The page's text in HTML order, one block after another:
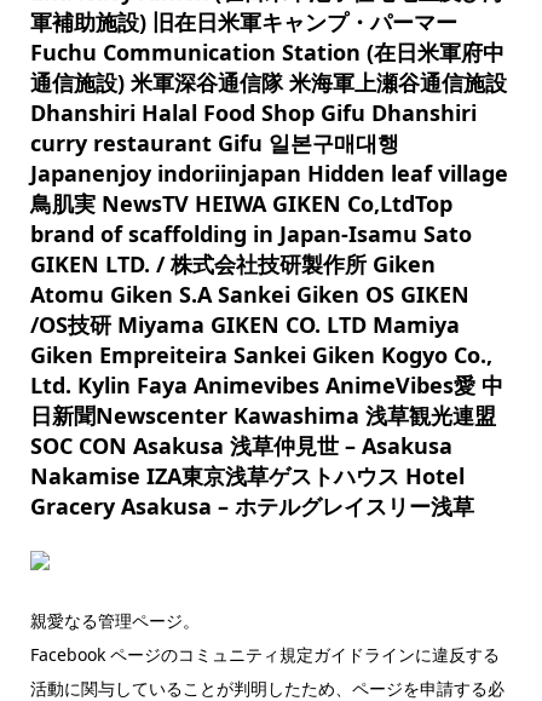
軍補助施設) 旧在日米軍キャンプ・パーマー
Fuchu Communication Station (在日米軍府中
通信施設) 米軍深谷通信隊 米海軍上瀬谷通信施設
Dhanshiri Halal Food Shop Gifu Dhanshiri
curry restaurant Gifu 일본구매대행
Japanenjoy indoriinjapan Hidden leaf village
鳥肌実 NewsTV HEIWA GIKEN Co,LtdTop
brand of scaffolding in Japan-Isamu Sato
GIKEN LTD. / 株式会社技研製作所 Giken
Atomu Giken S.A Sankei Giken OS GIKEN
/OS技研 Miyama GIKEN CO. LTD Mamiya
Giken Empreiteira Sankei Giken Kogyo Co.,
Ltd. Kylin Faya Animevibes AnimeVibes愛 中
日新聞Newscenter Kawashima 浅草観光連盟
SOC CON Asakusa 浅草仲見世 – Asakusa
Nakamise IZA東京浅草ゲストハウス Hotel
Gracery Asakusa – ホテルグレイスリー浅草
親愛なる管理ページ。
Facebook ページのコミュニティ規定ガイドラインに違反する
活動に関与していることが判明したため、ページを申請する必